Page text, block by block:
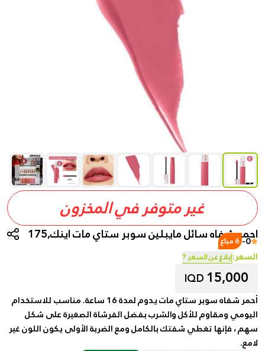
غير متوفر في المخزون
احمر شفاه سائل مايبلين سوبر ستاي مات اينك,175
0
-6 مباع
السعر:إبلاغ عن السعر ?
15,000
IQD
أحمر شفاه سوبر ستاي مات يدوم لمدة 16 ساعة. مناسب للاستخدام
اليومي ومقاوم للأكل والشرب بفضل الفرشاة الصغيرة على شكل
سهم ، فإنها تغطي شفتك بالكامل ومع الضربة الأولى يكون اللون غير
لامع.